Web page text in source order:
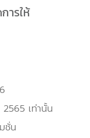
ารให้
เท่านั้น
ชั่น